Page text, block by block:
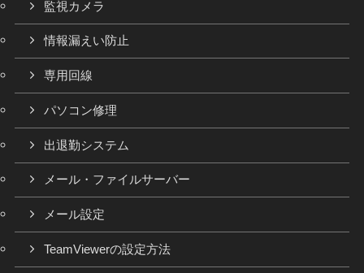
監視カメラ
情報漏えい防止
専用回線
パソコン修理
出退勤システム
メール・ファイルサーバー
メール設定
TeamViewerの設定方法